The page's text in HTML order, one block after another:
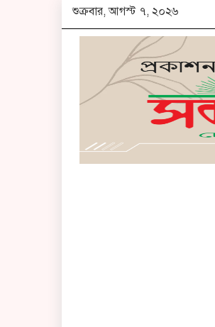
শুক্রবার, আগস্ট ৭, ২০২৬